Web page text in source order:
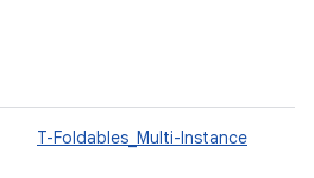
T-Foldables_Multi-Instance